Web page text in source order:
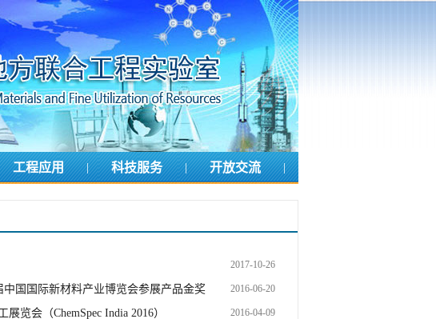
工程应用 | 科技服务 | 开放交流 |
2017-10-26
国国际新材料产业博览会参展产品金奖 2016-06-20
览会（ChemSpec India 2016） 2016-04-09